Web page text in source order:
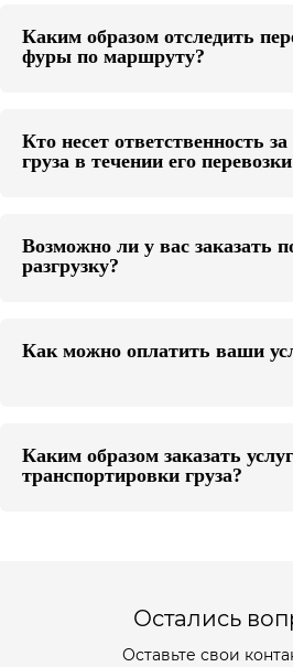
Каким образом отследить
фуры по маршруту?
Кто несет ответственность за
груза в течении его
Возможно ли у вас заказать
разгрузку?
Как можно оплатить ваши
Каким образом заказать
транспортировки груза?
Остались
Оставьте свои